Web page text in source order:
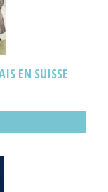
EN SUISSE